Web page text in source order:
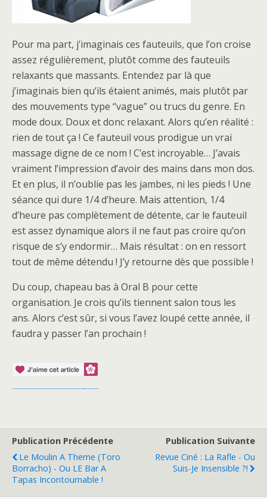
Pour ma part, j’imaginais ces fauteuils, que l’on croise
assez régulièrement, plutôt comme des fauteuils
relaxants que massants. Entendez par là que
j’imaginais bien qu’ils étaient animés, mais plutôt par
des mouvements type “vague” ou trucs du genre. En
mode doux. Doux et donc relaxant. Alors qu’en réalité :
rien de tout ça ! Ce fauteuil vous prodigue un vrai
massage digne de ce nom ! C’est incroyable… J’avais
vraiment l’impression d’avoir des mains dans mon dos.
Et en plus, il n’oublie pas les jambes, ni les pieds ! Une
séance qui dure 1/4 d’heure. Mais attention, 1/4
d’heure pas complètement de détente, car le fauteuil
est assez dynamique alors il ne faut pas croire qu’on
risque de s’y endormir… Mais résultat : on en ressort
tout de même détendu ! J’y retourne dès que possible !
Du coup, chapeau bas à Oral B pour cette
organisation. Je crois qu’ils tiennent salon tous les
ans. Alors c’est sûr, si vous l’avez loupé cette année, il
faudra y passer l’an prochain !
Publication Précédente
Le Moulin A Theme (Toro
Borracho) - Ou LE Bar A
Tapas Incontournable !
Publication Suivante
Revue Ciné : La Rafle - Ou
Suis-Je Insensible ?!